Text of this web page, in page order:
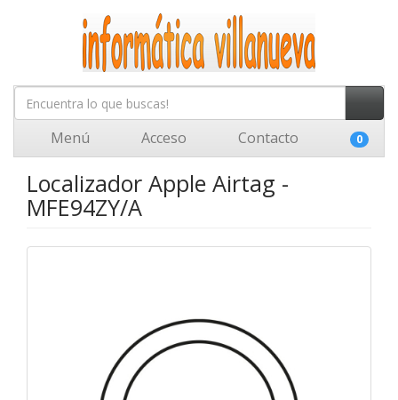
Menú Acceso Contacto 0
Localizador Apple Airtag -
MFE94ZY/A